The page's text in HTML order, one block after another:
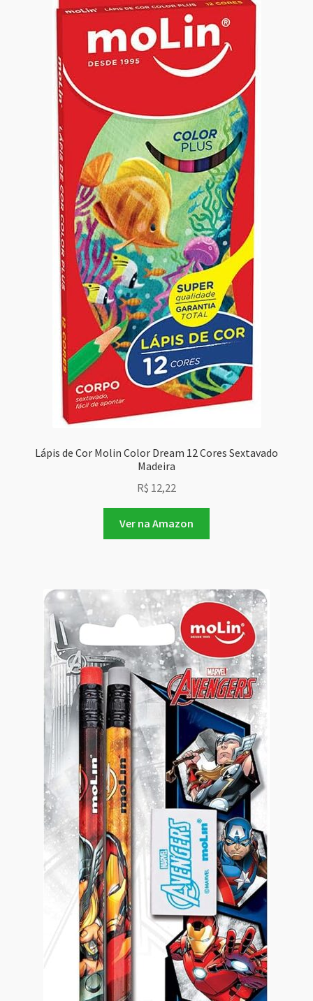
Lápis de Cor Molin Color Dream 12 Cores Sextavado
Madeira
R$ 12,22
Ver na Amazon